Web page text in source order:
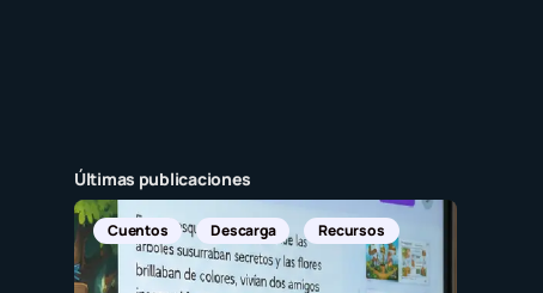
Últimas publicaciones
Cuentos Descarga Recursos